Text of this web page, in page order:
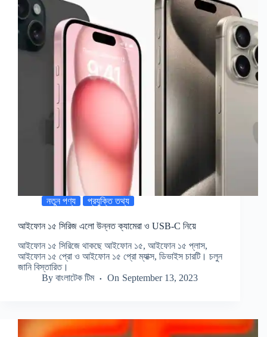
নতুন পণ্য প্রযুক্তি তথ্য
আইফোন ১৫ সিরিজ এলো উন্নত ক্যামেরা ও USB-C নিয়ে
আইফোন ১৫ সিরিজে থাকছে আইফোন ১৫, আইফোন ১৫ প্লাস,
আইফোন ১৫ প্রো ও আইফোন ১৫ প্রো ম্যাক্স, ডিভাইস চারটি। চলুন
জানি বিস্তারিত।
By বাংলাটেক টিম On September 13, 2023